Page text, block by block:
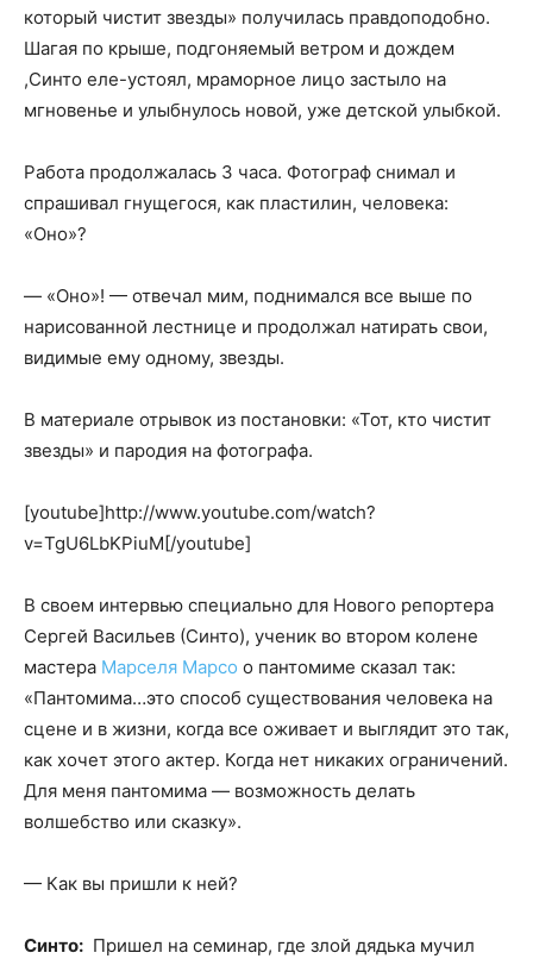
который чистит звезды» получилась правдоподобно.
Шагая по крыше, подгоняемый ветром и дождем
,Синто еле-устоял, мраморное лицо застыло на
мгновенье и улыбнулось новой, уже детской улыбкой.
Работа продолжалась 3 часа. Фотограф снимал и
спрашивал гнущегося, как пластилин, человека:
«Оно»?
— «Оно»! — отвечал мим, поднимался все выше по
нарисованной лестнице и продолжал натирать свои,
видимые ему одному, звезды.
В материале отрывок из постановки: «Тот, кто чистит
звезды» и пародия на фотографа.
[youtube]http://www.youtube.com/watch?
v=TgU6LbKPiuM[/youtube]
В своем интервью специально для Нового репортера
Сергей Васильев (Синто), ученик во втором колене
мастера Марселя Марсо о пантомиме сказал так:
«Пантомима…это способ существования человека на
сцене и в жизни, когда все оживает и выглядит это так,
как хочет этого актер. Когда нет никаких ограничений.
Для меня пантомима — возможность делать
волшебство или сказку».
— Как вы пришли к ней?
Синто: Пришел на семинар, где злой дядька мучил